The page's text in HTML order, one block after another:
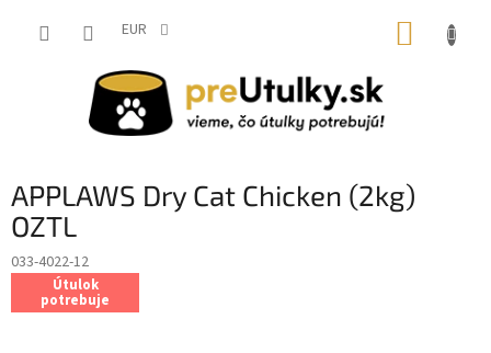
EUR
APPLAWS Dry Cat Chicken (2kg)
OZTL
033-4022-12
Útulok
potrebuje